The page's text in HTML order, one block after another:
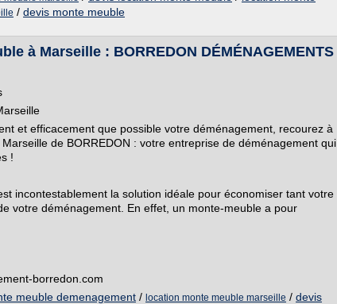
/ devis monte meuble
à Marseille : BORREDON DÉMÉNAGEMENTS
et efficacement que possible votre déménagement, recourez à
de BORREDON : votre entreprise de déménagement qui
!
incontestablement la solution idéale pour économiser tant votre
votre déménagement. En effet, un monte-meuble a pour
borredon.com
meuble demenagement / location monte meuble marseille / devis